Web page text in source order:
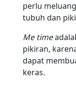
perlu
tubuh dan
Me time
pikiran,
dapat
keras.